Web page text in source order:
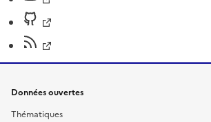
Données ouvertes
Thématiques